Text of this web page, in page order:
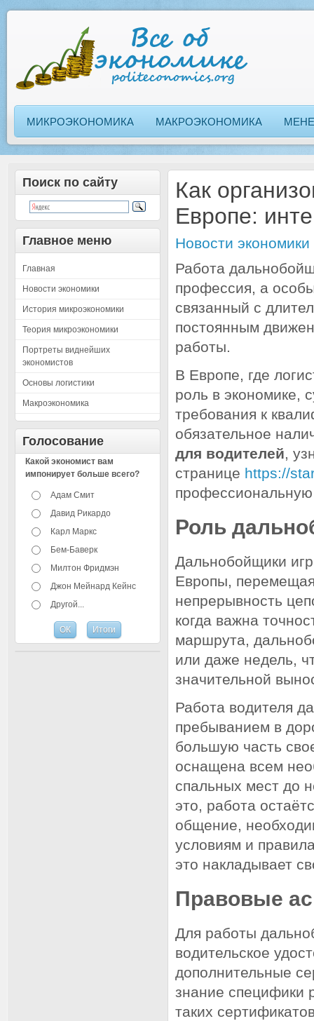
МИКРОЭКОНОМИКА МАКРОЭКОНОМИКА
Поиск по сайту
Главное меню
Главная
Новости экономики
История микроэкономики
Теория микроэкономики
Портреты виднейших
экономистов
Основы логистики
Макроэкономика
Голосование
Какой экономист вам
импонирует больше всего?
Адам Смит
Давид Рикардо
Карл Маркс
Бем-Баверк
Милтон Фридмэн
Джон Мейнард Кейнс
Другой...
Как
Европе:
Новости экономики
Работа
профессия, а
связанный с
постоянным
работы.
В Европе, где
роль в экономике,
требования к
обязательное
для водителей,
странице https://
профессиональную
Роль
Дальнобойщики
Европы,
непрерывность
когда важна
маршрута,
или даже недель,
значительной
Работа водителя
пребыванием в
большую часть
оснащена всем
спальных мест до
это, работа
общение,
условиям и
это накладывает
Правовые
Для работы
водительское
дополнительные
знание специфики
таких